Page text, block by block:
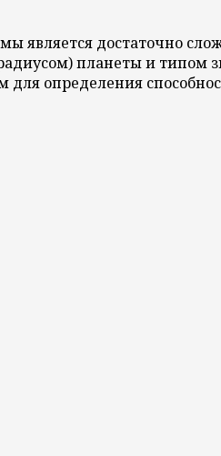
является достаточно
планеты и типом
для определения